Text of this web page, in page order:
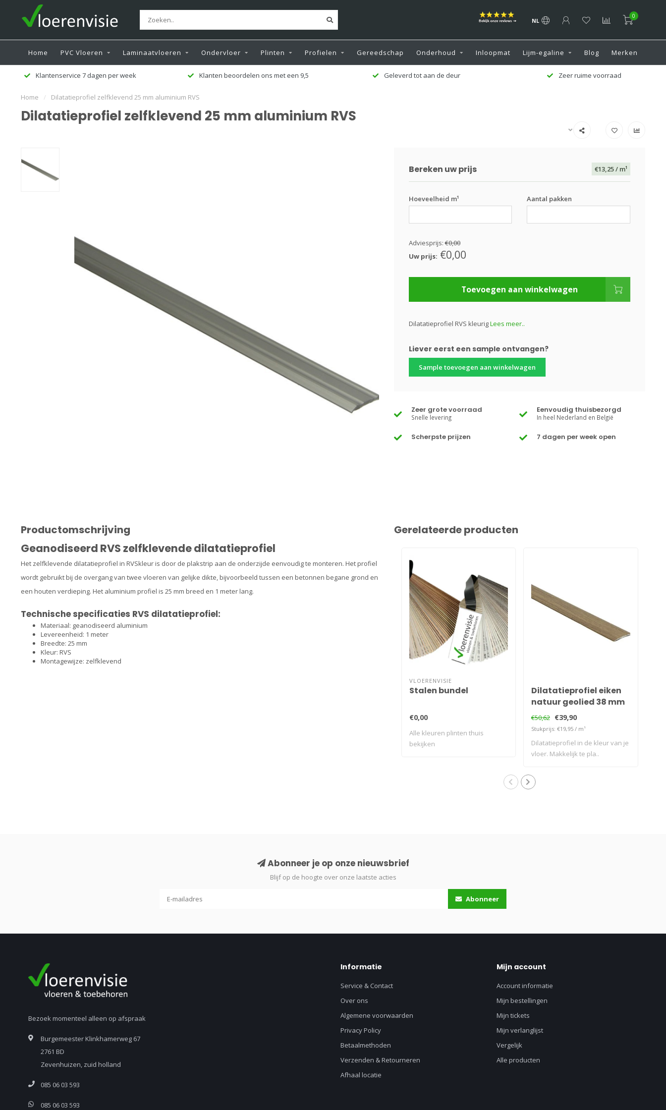
NL
0
Home PVC Vloeren Laminaatvloeren Ondervloer Plinten Profielen Gereedschap Onderhoud Inloopmat Lijm-egaline Blog Merken
Klantenservice 7 dagen per week Klanten beoordelen ons met een 9,5 Geleverd tot aan de deur Zeer ruime voorraad
Home / Dilatatieprofiel zelfklevend 25 mm aluminium RVS
Dilatatieprofiel zelfklevend 25 mm aluminium RVS
Bereken uw prijs €13,25/ m¹
Hoeveelheid m¹ Aantal pakken
Adviesprijs:€0,00
Uw prijs: €0,00
Toevoegen aan winkelwagen
Dilatatieprofiel RVS kleurigLees meer..
Liever eerst een sample ontvangen?
Sample toevoegen aan winkelwagen
Zeer grote voorraad
Snelle levering
Eenvoudig thuisbezorgd
In heel Nederland en België
Scherpste prijzen 7 dagen per week open
Productomschrijving
Geanodiseerd RVS zelfklevende dilatatieprofiel
Het zelfklevende dilatatieprofiel in RVSkleur is door de plakstrip aan de onderzijde eenvoudig te monteren. Het profiel
wordt gebruikt bij de overgang van twee vloeren van gelijke dikte, bijvoorbeeld tussen een betonnen begane grond en
een houten verdieping. Het aluminium profiel is 25 mm breed en 1 meter lang.
Technische specificaties RVS dilatatieprofiel:
Materiaal: geanodiseerd aluminium
Levereenheid: 1 meter
Breedte: 25 mm
Kleur: RVS
Montagewijze: zelfklevend
Gerelateerde producten
VLOERENVISIE
Stalen bundel
€0,00
Alle kleuren plinten thuis
bekijken
Dilatatieprofiel eiken
natuur geolied 38 mm
€50,62 €39,90
Stukprijs: €19,95 / m¹
Dilatatieprofiel in de kleur van je
vloer. Makkelijk te pla..
Abonneer je op onze nieuwsbrief
Blijf op de hoogte over onze laatste acties
Abonneer
Bezoek momenteel alleen op afspraak
Burgemeester Klinkhamerweg 67
2761 BD
Zevenhuizen, zuid holland
085 06 03 593
085 06 03 593
Informatie
Service & Contact
Over ons
Algemene voorwaarden
Privacy Policy
Betaalmethoden
Verzenden & Retourneren
Afhaal locatie
Mijn account
Account informatie
Mijn bestellingen
Mijn tickets
Mijn verlanglijst
Vergelijk
Alle producten